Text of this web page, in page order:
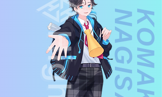
K
O
M
A
K
U
N
A
G
I
S
A